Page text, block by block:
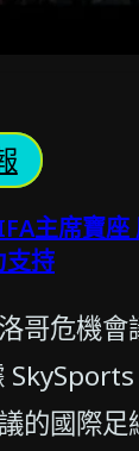
主席寶座
支持
哥危機會
的國際足